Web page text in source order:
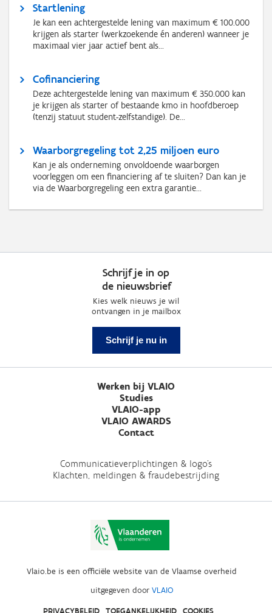
Startlening
Je kan een achtergestelde lening van maximum € 100.000
krijgen als starter (werkzoekende én anderen) wanneer je
maximaal vier jaar actief bent als...
Cofinanciering
Deze achtergestelde lening van maximum € 350.000 kan
je krijgen als starter of bestaande kmo in hoofdberoep
(tenzij statuut student-zelfstandige). De...
Waarborgregeling tot 2,25 miljoen euro
Kan je als onderneming onvoldoende waarborgen
voorleggen om een financiering af te sluiten? Dan kan je
via de Waarborgregeling een extra garantie...
Schrijf je in op
de nieuwsbrief
Kies welk nieuws je wil
ontvangen in je mailbox
Schrijf je nu in
Werken bij VLAIO
Studies
VLAIO-app
VLAIO AWARDS
Contact
Communicatieverplichtingen & logo's
Klachten, meldingen & fraudebestrijding
Vlaio.be is een officiële website van de Vlaamse overheid
uitgegeven door VLAIO
PRIVACYBELEID TOEGANKELIJKHEID COOKIES